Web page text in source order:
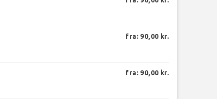
fra: 90,00 kr.
fra: 90,00 kr.